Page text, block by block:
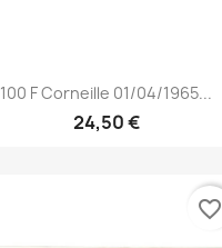
Aperçu rapide
100 F Corneille 01/04/1965...
24,50 €
favorite_border